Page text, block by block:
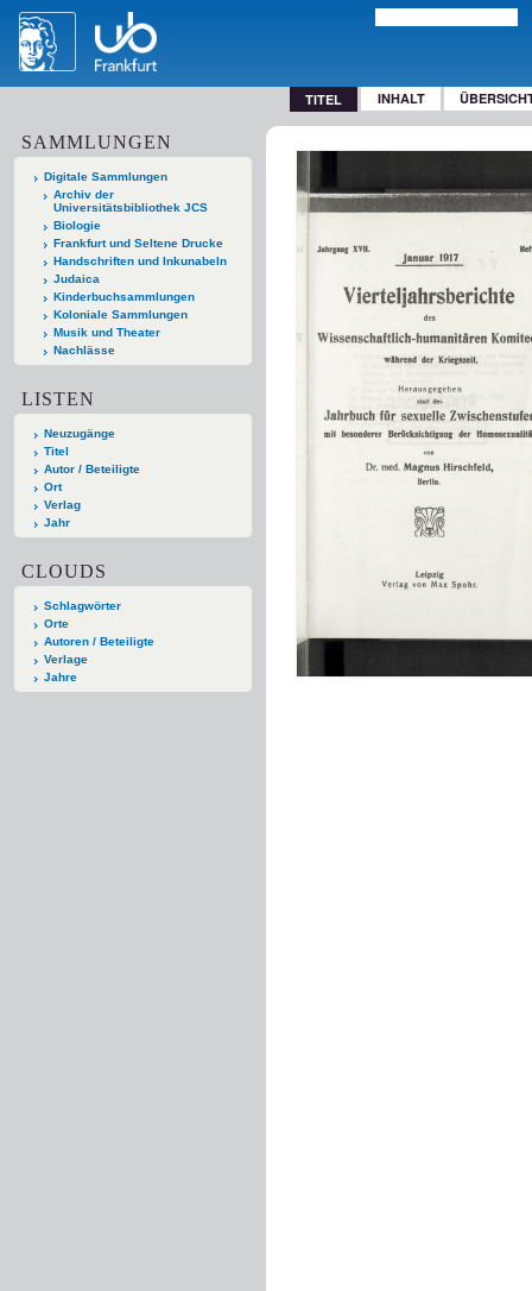
TITEL INHALT
SAMMLUNGEN
Digitale Sammlungen
Archiv der
Universitätsbibliothek JCS
Biologie
Frankfurt und Seltene Drucke
Handschriften und Inkunabeln
Judaica
Kinderbuchsammlungen
Koloniale Sammlungen
Musik und Theater
Nachlässe
LISTEN
Neuzugänge
Titel
Autor / Beteiligte
Ort
Verlag
Jahr
CLOUDS
Schlagwörter
Orte
Autoren / Beteiligte
Verlage
Jahre